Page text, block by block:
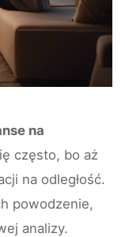
na
często, bo aż
na odległość.
powodzenie,
analizy.